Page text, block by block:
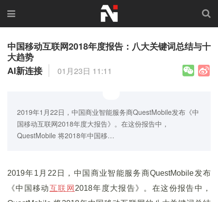
中国移动互联网2018年度报告：八大关键词总结与十
大趋势
AI新连接
01月23日 11:11
2019年1月22日，中国商业智能服务商QuestMobile发布《中
国移动互联网2018年度大报告》。在这份报告中，
QuestMobile 将2018年中国移…
2019年1月22日，中国商业智能服务商QuestMobile发布
《中国移动互联网 2018年度大报告》。在这份报告中，